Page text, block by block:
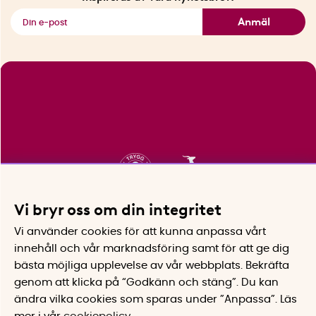
Anmäl
Vi bryr oss om din integritet
Vi använder cookies för att kunna anpassa vårt
innehåll och vår marknadsföring samt för att ge dig
bästa möjliga upplevelse av vår webbplats.
Bekräfta
genom att klicka på “Godkänn och stäng”. Du kan
ändra vilka cookies som sparas under ”Anpassa”.
Läs